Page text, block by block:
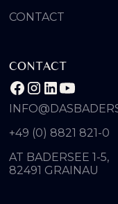
CONTACT
CONTACT
+49 (0) 8821 821-0
AT BADERSEE 1-5,
82491 GRAINAU